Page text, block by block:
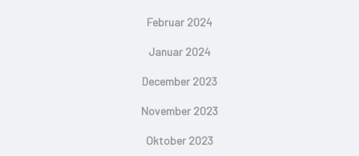
Februar 2024
Januar 2024
December 2023
November 2023
Oktober 2023